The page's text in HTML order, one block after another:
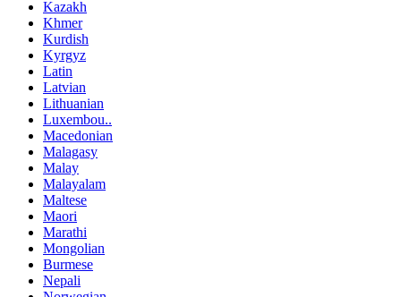
Kazakh
Khmer
Kurdish
Kyrgyz
Latin
Latvian
Lithuanian
Luxembou..
Macedonian
Malagasy
Malay
Malayalam
Maltese
Maori
Marathi
Mongolian
Burmese
Nepali